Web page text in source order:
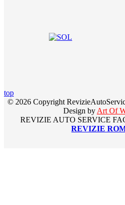
top
© 2026 Copyright
Design by Art Of
REVIZIE AUTO SERVICE
REVIZIE